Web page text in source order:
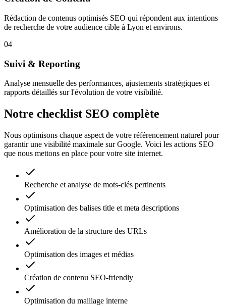
Rédaction de contenus optimisés SEO qui répondent aux intentions
de recherche de votre audience cible à Lyon et environs.
04
Suivi & Reporting
Analyse mensuelle des performances, ajustements stratégiques et
rapports détaillés sur l'évolution de votre visibilité.
Notre checklist SEO complète
Nous optimisons chaque aspect de votre référencement naturel pour
garantir une visibilité maximale sur Google. Voici les actions SEO
que nous mettons en place pour votre site internet.
Recherche et analyse de mots-clés pertinents
Optimisation des balises title et meta descriptions
Amélioration de la structure des URLs
Optimisation des images et médias
Création de contenu SEO-friendly
Optimisation du maillage interne